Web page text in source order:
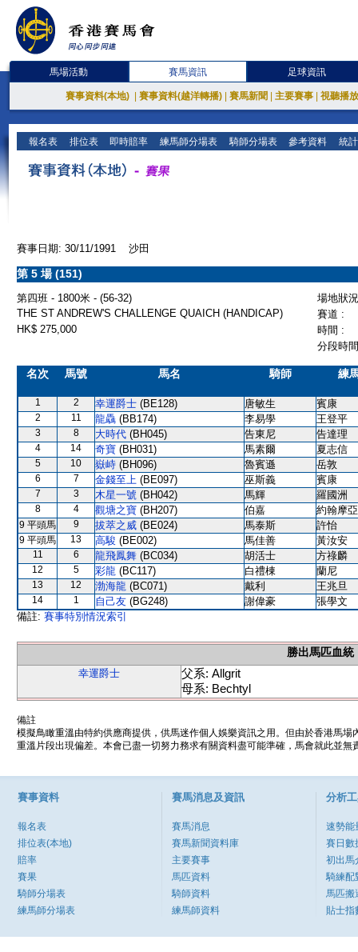
馬場活動 賽馬資訊 足球資訊
賽事資料(本地) 賽事資料(越洋轉播) 賽馬新聞 主要賽事 視聽播
報名表 排位表 即時賠率 練馬師分場表 騎師分場表 參考資料 統
賽事日期: 30/11/1991 沙田
第 5 場 (151)
第四班 - 1800米 - (56-32)
場地狀
THE ST ANDREW'S CHALLENGE QUAICH (HANDICAP)
賽道 :
HK$ 275,000
時間 :
分段時
名次 馬號 馬名 騎師 練
1 2 幸運爵士 (BE128) 唐敏生 賓康
2 11 龍驫 (BB174) 李易學 王登平
3 8 大時代 (BH045) 告東尼 告達理
4 14 奇寶 (BH031) 馬素爾 夏志信
5 10 嶽峙 (BH096) 魯賓遜 岳敦
6 7 金錢至上 (BE097) 巫斯義 賓康
7 3 木星一號 (BH042) 馬輝 羅國洲
8 4 觀塘之寶 (BH207) 伯嘉 約翰摩亞
9 平頭馬 9 拔萃之威 (BE024) 馬泰斯 許怡
9 平頭馬 13 高駿 (BE002) 馬佳善 黃汝安
11 6 龍飛鳳舞 (BC034) 胡活士 方祿麟
12 5 彩龍 (BC117) 白禮棟 蘭尼
13 12 渤海龍 (BC071) 戴利 王兆旦
14 1 自己友 (BG248) 謝偉豪
張學文
備註: 賽事特別情況索引
勝出馬匹血統
幸運爵士
父系: Allgrit
母系: Bechtyl
備註
模擬鳥瞰重溫由特約供應商提供，供馬迷作個人娛樂資訊之用。但由於香港馬
重溫片段出現偏差。本會已盡一切努力務求有關資料盡可能準確，馬會就此並
賽事資料
報名表
排位表(本地)
賠率
賽果
騎師分場表
練馬師分場表
賽馬消息及資訊
賽馬消息
賽馬新聞資料庫
主要賽事
馬匹資料
騎師資料
練馬師資料
分析
速勢能
賽日數
初出馬
騎練配
馬匹搬
貼士指